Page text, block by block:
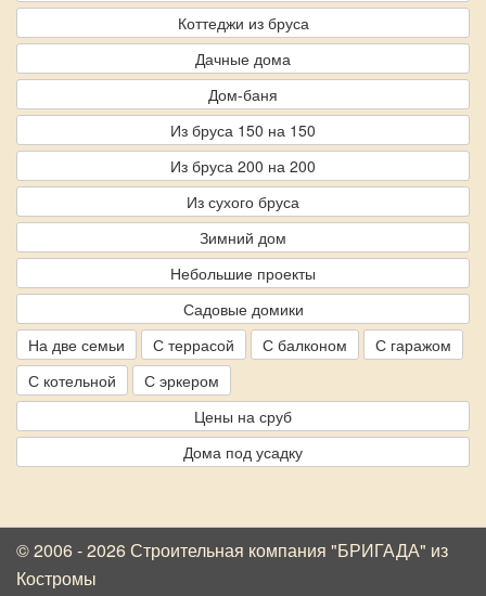
Коттеджи из бруса
Дачные дома
Дом-баня
Из бруса 150 на 150
Из бруса 200 на 200
Из сухого бруса
Зимний дом
Небольшие проекты
Садовые домики
На две семьи
С террасой С балконом
С гаражом
С котельной
С эркером
Цены на сруб
Дома под усадку
© 2006 - 2026 Строительная компания "БРИГАДА" из
Костромы